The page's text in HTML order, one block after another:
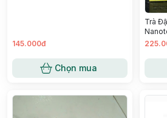
145.000đ
Chọn mua
Trà